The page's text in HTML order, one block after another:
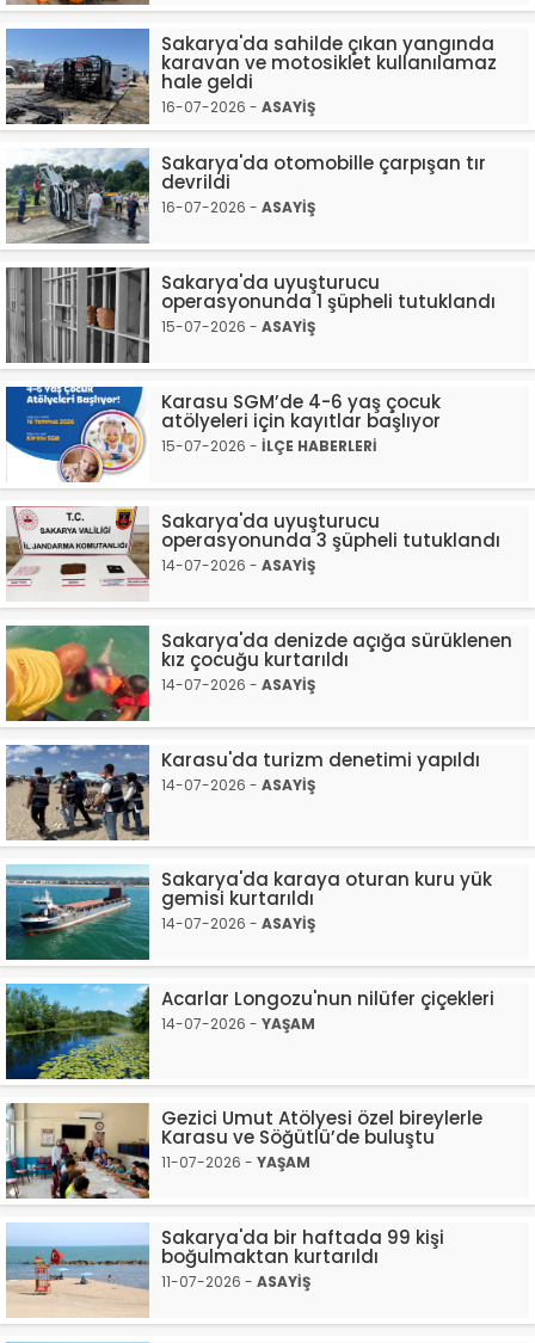
Sakarya'da sahilde çıkan yangında
karavan ve motosiklet kullanılamaz
hale geldi
16-07-2026 - ASAYİŞ
Sakarya'da otomobille çarpışan tır
devrildi
16-07-2026 - ASAYİŞ
Sakarya'da uyuşturucu
operasyonunda 1 şüpheli tutuklandı
15-07-2026 - ASAYİŞ
Karasu SGM’de 4-6 yaş çocuk
atölyeleri için kayıtlar başlıyor
15-07-2026 - İLÇE HABERLERİ
Sakarya'da uyuşturucu
operasyonunda 3 şüpheli tutuklandı
14-07-2026 - ASAYİŞ
Sakarya'da denizde açığa sürüklenen
kız çocuğu kurtarıldı
14-07-2026 - ASAYİŞ
Karasu'da turizm denetimi yapıldı
14-07-2026 - ASAYİŞ
Sakarya'da karaya oturan kuru yük
gemisi kurtarıldı
14-07-2026 - ASAYİŞ
Acarlar Longozu'nun nilüfer çiçekleri
14-07-2026 - YAŞAM
Gezici Umut Atölyesi özel bireylerle
Karasu ve Söğütlü’de buluştu
11-07-2026 - YAŞAM
Sakarya'da bir haftada 99 kişi
boğulmaktan kurtarıldı
11-07-2026 - ASAYİŞ